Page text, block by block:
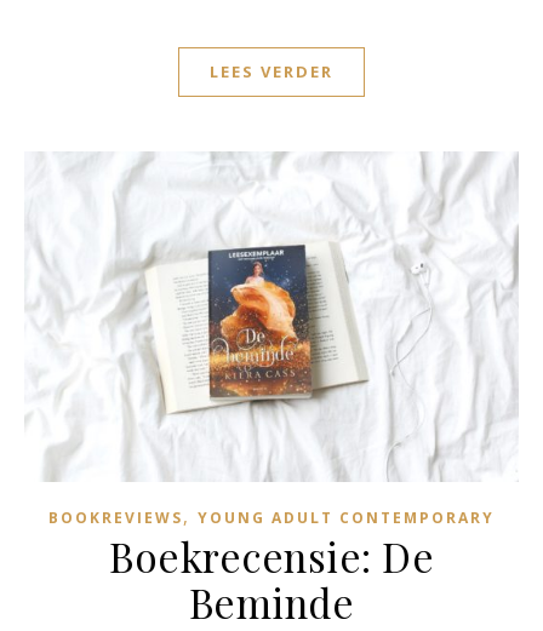
LEES VERDER
BOOKREVIEWS, YOUNG ADULT CONTEMPORARY
Boekrecensie: De
Beminde